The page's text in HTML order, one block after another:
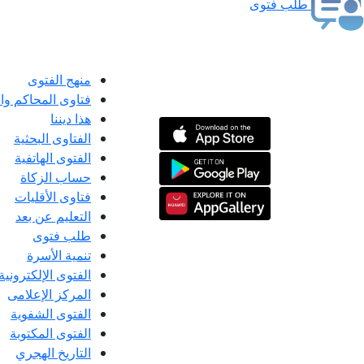
طلب فتوى
منهج الفتوى
فتاوى المحاكم
هذا ديننا
الفتاوى البحثية
الفتوى الهاتفية
حساب الزكاة
فتاوى الأقليات
التعليم عن بعد
طلب فتوى
تنمية الأسرة
الفتوى الإلكترونية
المركز الإعلامى
الفتوى الشفوية
الفتوى المكتوبة
التاريخ الهجري